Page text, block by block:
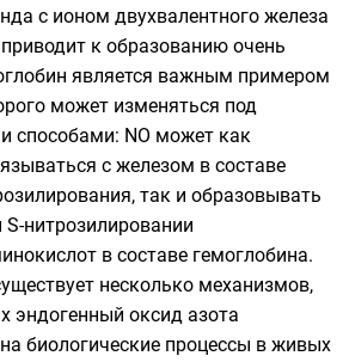
с ионом двухвалентного железа
к образованию очень
является важным примером
может изменяться под
способами: NO может как
с железом в составе
так и образовывать
нитрозилировании
в составе гемоглобина.
несколько механизмов,
эндогенный оксид азота
биологические процессы в живых